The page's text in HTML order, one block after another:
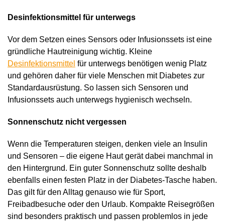
Desinfektionsmittel für unterwegs
Vor dem Setzen eines Sensors oder Infusionssets ist eine
gründliche Hautreinigung wichtig. Kleine
Desinfektionsmittel für unterwegs benötigen wenig Platz
und gehören daher für viele Menschen mit Diabetes zur
Standardausrüstung. So lassen sich Sensoren und
Infusionssets auch unterwegs hygienisch wechseln.
Sonnenschutz nicht vergessen
Wenn die Temperaturen steigen, denken viele an Insulin
und Sensoren – die eigene Haut gerät dabei manchmal in
den Hintergrund. Ein guter Sonnenschutz sollte deshalb
ebenfalls einen festen Platz in der Diabetes-Tasche haben.
Das gilt für den Alltag genauso wie für Sport,
Freibadbesuche oder den Urlaub. Kompakte Reisegrößen
sind besonders praktisch und passen problemlos in jede